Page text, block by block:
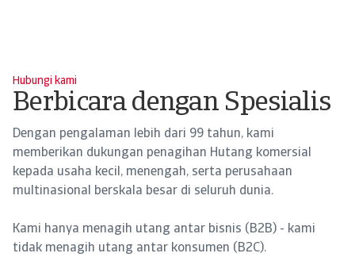
Hubungi kami
Berbicara dengan Spesialis
Dengan pengalaman lebih dari 99 tahun, kami
memberikan dukungan penagihan Hutang komersial
kepada usaha kecil, menengah, serta perusahaan
multinasional berskala besar di seluruh dunia.
Kami hanya menagih utang antar bisnis (B2B) - kami
tidak menagih utang antar konsumen (B2C).